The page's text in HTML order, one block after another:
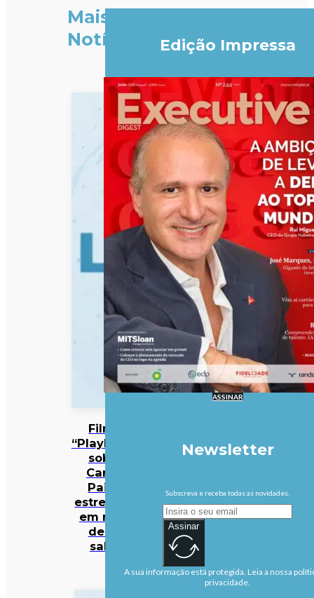
Mais
Notícias
Filme
“Playback”
sobre
Carlos
Paião
estreia-se
em mais
de 50
salas
Edição Impressa
ASSINAR
Newsletter
Subscreva e receba todas as novidades.
Assinar
A sua informação está protegida. Leia a nossa
privacidade.